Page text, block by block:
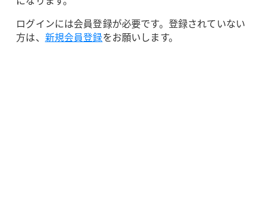
ログインには会員登録が必要です。登録されていない
方は、 新規会員登録をお願いします。